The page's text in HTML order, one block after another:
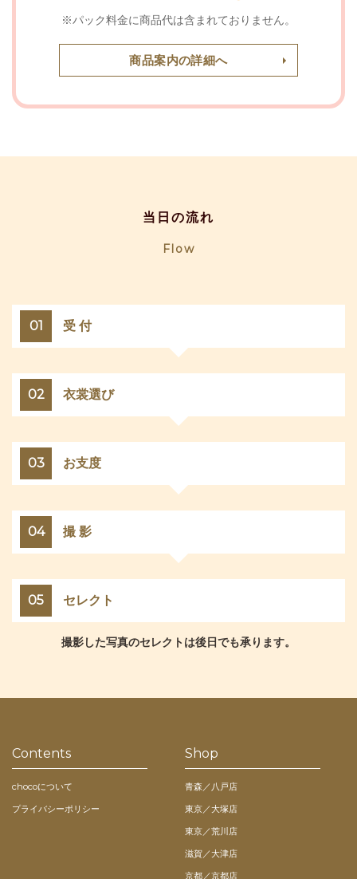
※パック料金に商品代は含まれておりません。
商品案内の詳細へ
当日の流れ
Flow
01 受 付
02 衣裳選び
03 お支度
04 撮 影
05 セレクト
撮影した写真のセレクトは後日でも承ります。
Contents
chocoについて
プライバシーポリシー
Shop
青森／八戸店
東京／大塚店
東京／荒川店
滋賀／大津店
京都／京都店